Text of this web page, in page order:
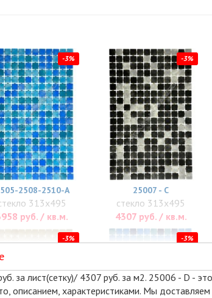
-3%
2508-2510-А
313x495
руб. / кв.м.
-3%
25007 - С
стекло 313x495
4307 руб. / кв.м.
-3% -3%
за лист(сетку)/ 4307 руб. за м2. 25006 - D -
описанием, характеристиками. Мы